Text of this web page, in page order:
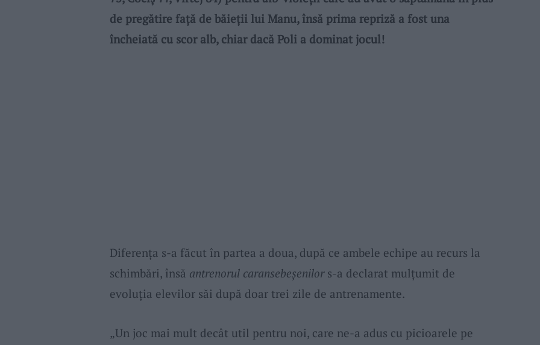
de pregătire față de băieții lui Manu, însă prima repriză a fost una
încheiată cu scor alb, chiar dacă Poli a dominat jocul!
Diferența s-a făcut în partea a doua, după ce ambele echipe au recurs la
schimbări, însă antrenorul caransebeșenilors-a declarat mulțumit de
evoluția elevilor săi după doar trei zile de antrenamente.
„Un joc mai mult decât util pentru noi, care ne-a adus cu picioarele pe